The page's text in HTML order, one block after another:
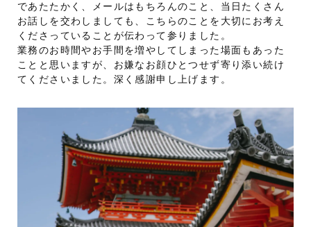
であたたかく、メールはもちろんのこと、当日たくさん
お話しを交わしましても、こちらのことを大切にお考え
くださっていることが伝わって参りました。
業務のお時間やお手間を増やしてしまった場面もあった
ことと思いますが、お嫌なお顔ひとつせず寄り添い続け
てくださいました。深く感謝申し上げます。